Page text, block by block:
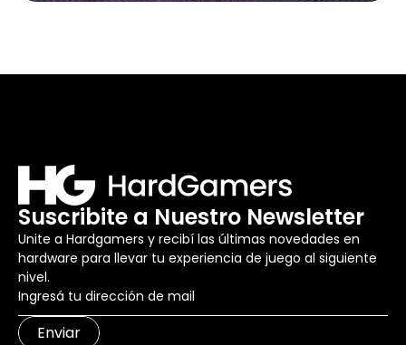
Suscribite a Nuestro Newsletter
Unite a Hardgamers y recibí las últimas novedades en
hardware para llevar tu experiencia de juego al siguiente
nivel.
Enviar